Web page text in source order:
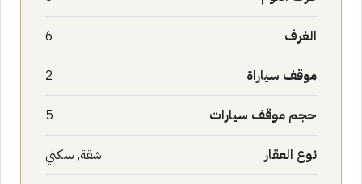
الغرف 6
موقف سياراة 2
حجم موقف سيارات 5
نوع العقار شقة, سكني